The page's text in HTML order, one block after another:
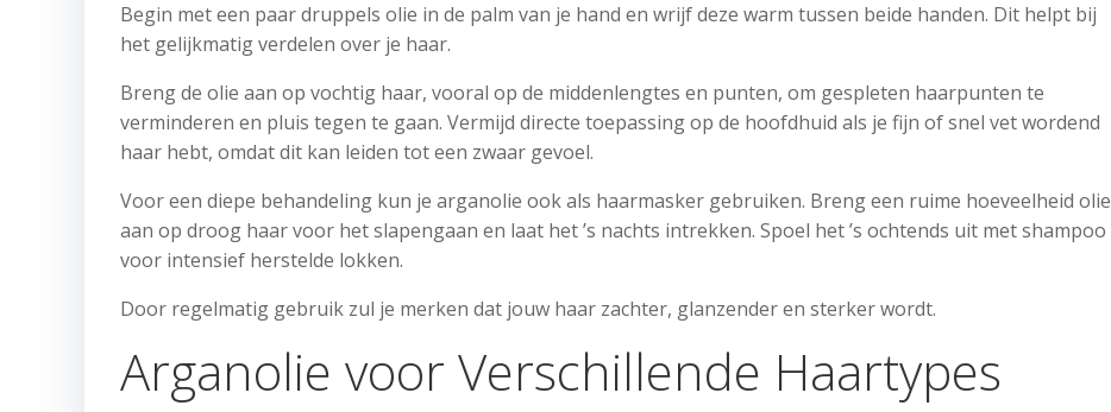
Begin met een paar druppels olie in de palm van je hand en wrijf deze warm tussen beide handen. Dit helpt bij
het gelijkmatig verdelen over je haar.
Breng de olie aan op vochtig haar, vooral op de middenlengtes en punten, om gespleten haarpunten te
verminderen en pluis tegen te gaan. Vermijd directe toepassing op de hoofdhuid als je fijn of snel vet wordend
haar hebt, omdat dit kan leiden tot een zwaar gevoel.
Voor een diepe behandeling kun je arganolie ook als haarmasker gebruiken. Breng een ruime hoeveelheid olie
aan op droog haar voor het slapengaan en laat het ’s nachts intrekken. Spoel het ’s ochtends uit met shampoo
voor intensief herstelde lokken.
Door regelmatig gebruik zul je merken dat jouw haar zachter, glanzender en sterker wordt.
Arganolie voor Verschillende Haartypes